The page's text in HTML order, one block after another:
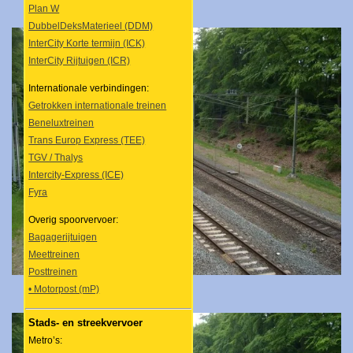
Plan W
DubbelDeksMaterieel (DDM)
InterCity Korte termijn (ICK)
InterCity Rijtuigen (ICR)
Internationale verbindingen:
Getrokken internationale treinen
Beneluxtreinen
Trans Europ Express (TEE)
TGV / Thalys
Intercity-Express (ICE)
Fyra
Overig spoorvervoer:
Bagagerijtuigen
Meettreinen
Posttreinen
• Motorpost (mP)
Stads- en streekvervoer
Metro’s: